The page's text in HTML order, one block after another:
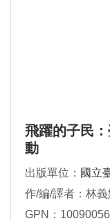
飛躍的子民
動
出版單位： 國立
作/編/譯者：林
GPN：